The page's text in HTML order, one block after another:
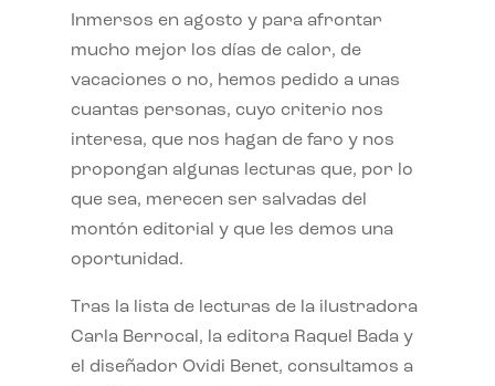
Inmersos en agosto y para afrontar
mucho mejor los días de calor, de
vacaciones o no, hemos pedido a unas
cuantas personas, cuyo criterio nos
interesa, que nos hagan de faro y nos
propongan algunas lecturas que, por lo
que sea, merecen ser salvadas del
montón editorial y que les demos una
oportunidad.
Tras la lista de lecturas de la ilustradora
Carla Berrocal, la editora Raquel Bada y
el diseñador Ovidi Benet, consultamos a